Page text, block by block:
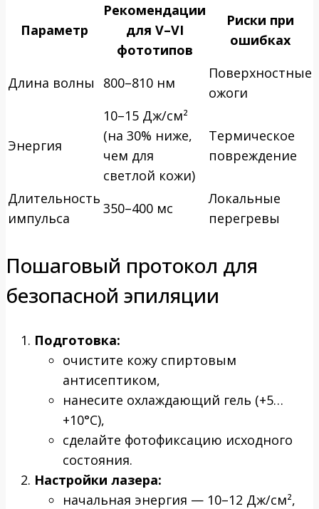
Параметр
Рекомендации
для V–VI
фототипов
Риски при
ошибках
Длина волны 800–810 нм
Поверхностные
ожоги
Энергия
10–15 Дж/см²
(на 30% ниже,
чем для
светлой кожи)
Термическое
повреждение
Длительность
импульса
350–400 мс
Локальные
перегревы
Пошаговый протокол для
безопасной эпиляции
Подготовка:
очистите кожу спиртовым
антисептиком,
нанесите охлаждающий гель (+5…
+10°C),
сделайте фотофиксацию исходного
состояния.
Настройки лазера:
начальная энергия — 10–12 Дж/см²,